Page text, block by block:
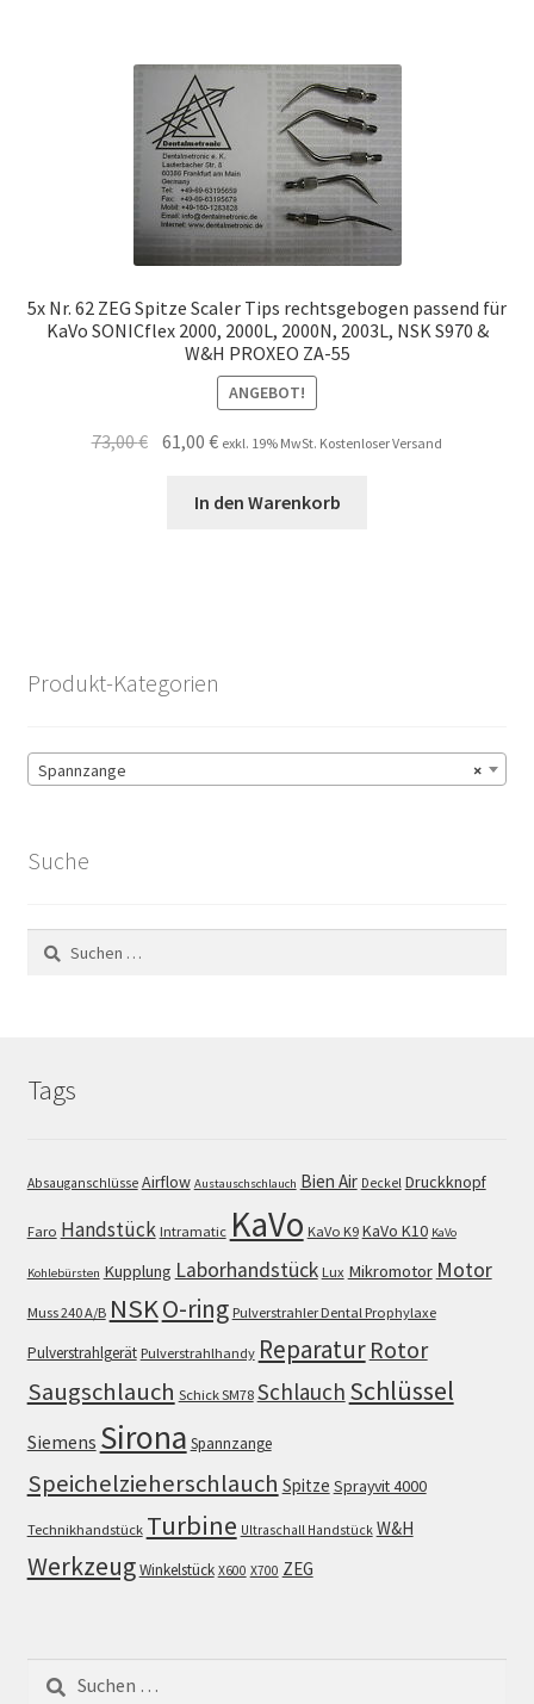
5x Nr. 62 ZEG Spitze Scaler Tips rechtsgebogen passend für
KaVo SONICflex 2000, 2000L, 2000N, 2003L, NSK S970 &
W&H PROXEO ZA-55
ANGEBOT!
73,00€ Ursprünglicher
61,00€Aktueller
ist:
exkl. 19% MwSt. Kostenloser Versand
In den Warenkorb
Produkt-Kategorien
×
Spannzange
Suche
Suchen
nach:
Tags
Absauganschlüsse Airflow Austauschschlauch Bien Air Deckel Druckknopf
Faro Handstück Intramatic KaVo KaVo K9 KaVo K10 KaVo
Kohlebürsten Kupplung Laborhandstück Lux Mikromotor Motor
Muss 240 A/B NSKO-ring Pulverstrahler Dental Prophylaxe
Pulverstrahlgerät Pulverstrahlhandy Reparatur Rotor
Saugschlauch Schick SM78 Schlauch Schlüssel
Siemens Sirona Spannzange
Speichelzieherschlauch Spitze Sprayvit 4000
Technikhandstück Turbine Ultraschall Handstück W&H
WerkzeugWinkelstück X600 X700 ZEG